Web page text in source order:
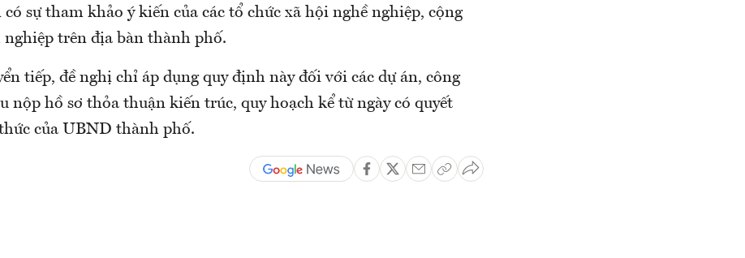
có sự tham khảo ý kiến của các tổ chức xã hội nghề nghiệp, cộng
nghiệp trên địa bàn thành phố.
tiếp, đề nghị chỉ áp dụng quy định này đối với các dự án, công
nộp hồ sơ thỏa thuận kiến trúc, quy hoạch kể từ ngày có quyết
của UBND thành phố.